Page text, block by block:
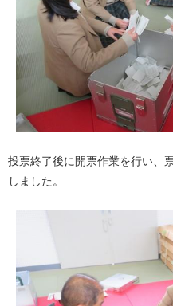
投票終了後に開票作業を行い、
しました。